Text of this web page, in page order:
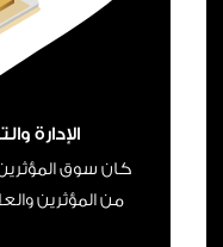
الإدارة
كان سوق
من المؤثرين